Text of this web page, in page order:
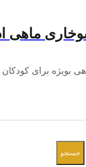
ماهی
برای کودکان
جستجو